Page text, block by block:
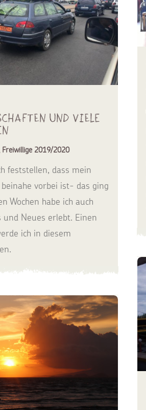
und viele
Freiwillige 2019/2020
feststellen, dass mein
vorbei ist- das ging
Wochen habe ich auch
und Neues erlebt. Einen
ich in diesem